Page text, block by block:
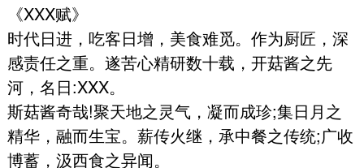
《XXX赋》
时代日进，吃客日增，美食难觅。作为厨匠，深
感责任之重。遂苦心精研数十载，开菇酱之先
河，名日:XXX。
斯菇酱奇哉!聚天地之灵气，凝而成珍;集日月之
精华，融而生宝。薪传火继，承中餐之传统;广收
博蓄，汲西食之异闻。